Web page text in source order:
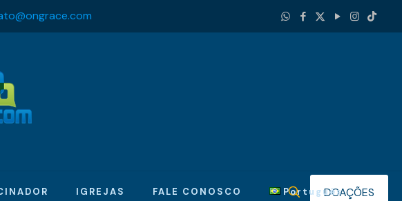
IGREJAS FALE CONOSCO PortuguêsDOAÇÕES